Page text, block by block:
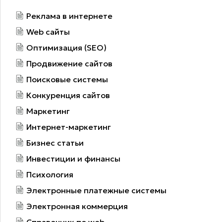
Реклама в интернете
Web сайты
Оптимизация (SEO)
Продвижение сайтов
Поисковые системы
Конкуренция сайтов
Маркетинг
Интернет-маркетинг
Бизнес статьи
Инвестиции и финансы
Психология
Электронные платежные системы
Электронная коммерция